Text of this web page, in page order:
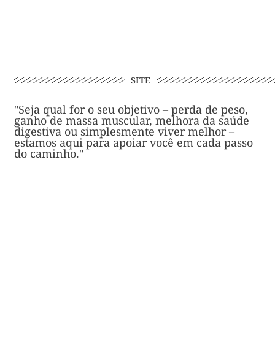
SITE
"Seja qual for o seu objetivo – perda de peso,
ganho de massa muscular, melhora da saúde
digestiva ou simplesmente viver melhor –
estamos aqui para apoiar você em cada passo
do caminho."